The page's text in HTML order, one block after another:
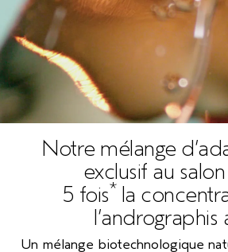
Notre mélange
exclusif au
5 fois* la
l’andrographis
Un mélange biotechnologique